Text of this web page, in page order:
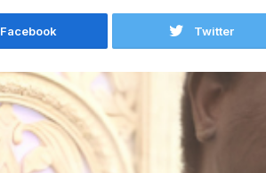
Facebook Twitter